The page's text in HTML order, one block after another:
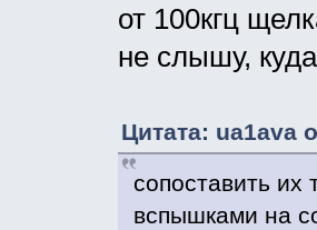
от 100кгц
не слышу,
Цитата: ua1ava
сопоставить их
вспышками на